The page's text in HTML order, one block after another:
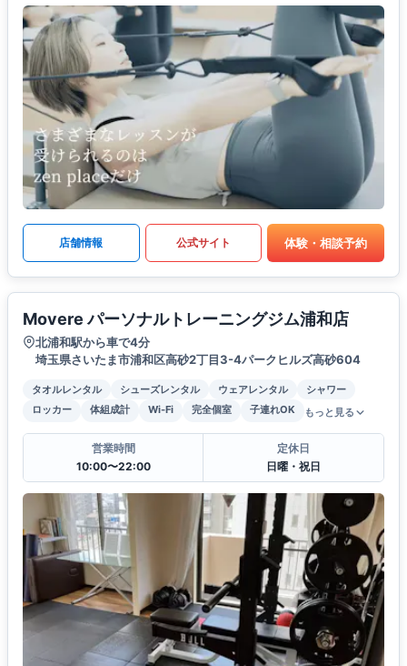
店舗情報 公式サイト 体験・相談予約
Movere パーソナルトレーニングジム浦和店
北浦和駅から車で4分
埼玉県さいたま市浦和区高砂2丁目3-4パークヒルズ高砂604
タオルレンタル シューズレンタル ウェアレンタル
シャワー
ロッカー
体組成計 Wi-Fi 完全個室 子連れOK もっと見る
営業時間
10:00〜22:00
定休日
日曜・祝日